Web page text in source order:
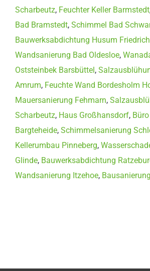
Scharbeutz, Feuchter Keller Barmstedt
Bad Bramstedt, Schimmel Bad
Bauwerksabdichtung Husum
Wandsanierung Bad Oldesloe,
Oststeinbek Barsbüttel,
Amrum, Feuchte Wand Bordesholm
Mauersanierung Fehmarn,
Scharbeutz, Haus Großhansdorf,
Bargteheide, Schimmelsanierung
Kellerumbau Pinneberg,
Glinde, Bauwerksabdichtung
Wandsanierung Itzehoe,